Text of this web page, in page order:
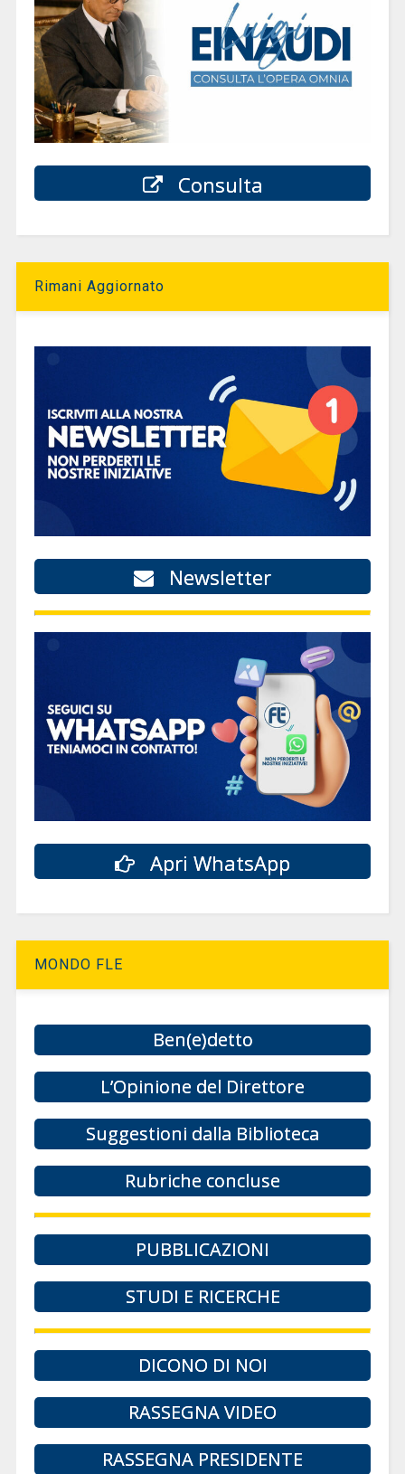
Consulta
Rimani Aggiornato
Newsletter
Apri WhatsApp
MONDO FLE
Ben(e)detto
L’Opinione del Direttore
Suggestioni dalla Biblioteca
Rubriche concluse
PUBBLICAZIONI
STUDI E RICERCHE
DICONO DI NOI
RASSEGNA VIDEO
RASSEGNA PRESIDENTE